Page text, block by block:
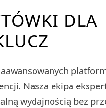
DLA
Nasza ekipa
wydajnością bez